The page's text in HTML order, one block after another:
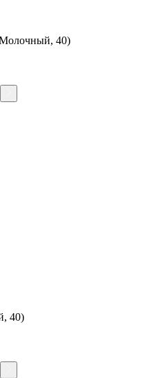
40)
40)